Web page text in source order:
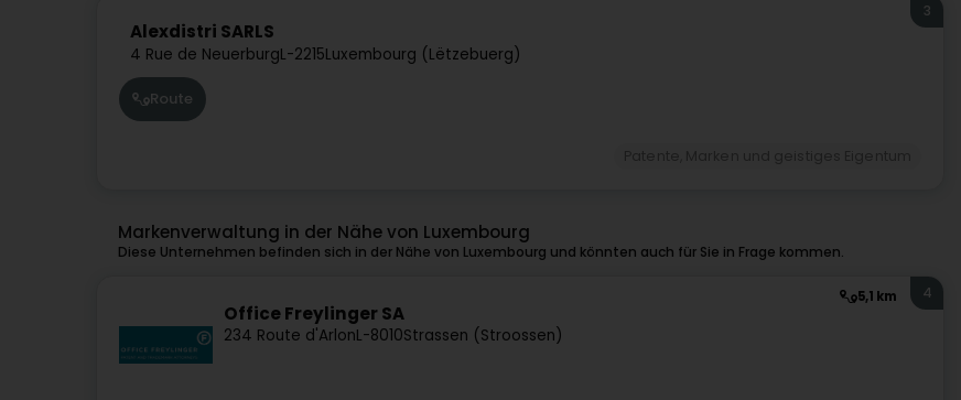
Alexdistri SARLS
4 Rue de NeuerburgL-2215Luxembourg (Lëtzebuerg)
3
Route
Markenverwaltung in der Nähe von Luxembourg
Diese Unternehmen befinden sich in der Nähe von Luxembourg und könnten auch für Sie in Frage kommen.
5,1 km
Office Freylinger SA
234 Route d'ArlonL-8010Strassen (Stroossen)
4